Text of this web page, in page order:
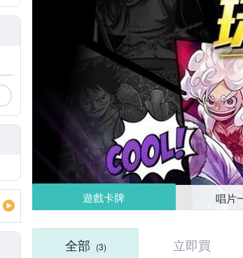
遊戲卡牌 唱片
全部 (3) 立即買